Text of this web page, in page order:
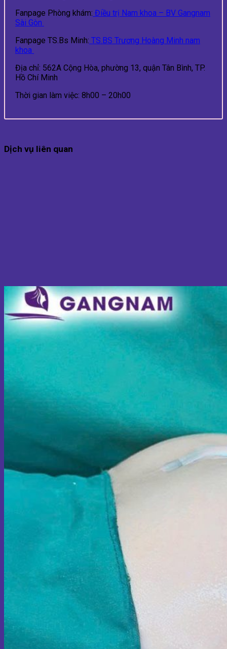
Fanpage Phòng khám: Điều trị Nam khoa – BV Gangnam
Sài Gòn
Fanpage TS.Bs Minh: TS.BS Trương Hoàng Minh nam
khoa
Địa chỉ: 562A Cộng Hòa, phường 13, quận Tân Bình, TP.
Hồ Chí Minh
Thời gian làm việc: 8h00 – 20h00
Dịch vụ liên quan